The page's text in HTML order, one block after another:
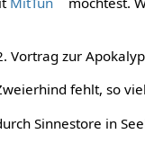
Vortrag zur
fehlt, so
Sinnestore in